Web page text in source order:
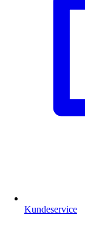
Kundeservice